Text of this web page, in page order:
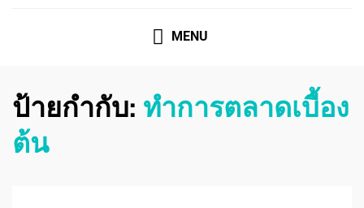
MENU
ป้ายกำกับ: ทำการตลาดเบื้อง
ต้น